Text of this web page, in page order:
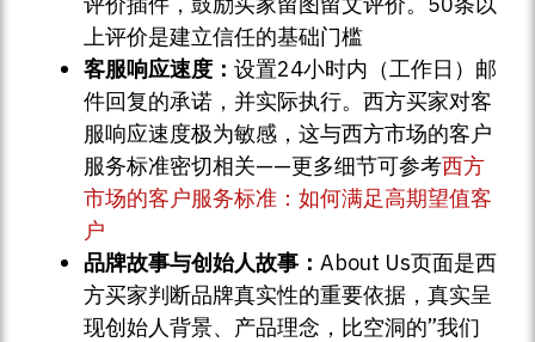
上评价是建立信任的基础门槛
客服响应速度： 设置24小时内（工作日）邮
件回复的承诺，并实际执行。西方买家对客
服响应速度极为敏感，这与西方市场的客户
服务标准密切相关——更多细节可参考西方
市场的客户服务标准：如何满足高期望值客
户
品牌故事与创始人故事： About Us页面是西
方买家判断品牌真实性的重要依据，真实呈
现创始人背景、产品理念，比空洞的”我们